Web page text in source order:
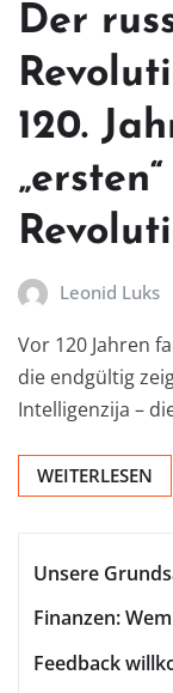
Der
120.
Leonid Luks
Vor 120 Jahren
die endgültig
Intelligenzija –
WEITERLESEN
Unsere
Finanzen:
Feedback